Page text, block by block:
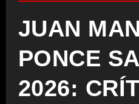
JUAN
PONCE
2026: